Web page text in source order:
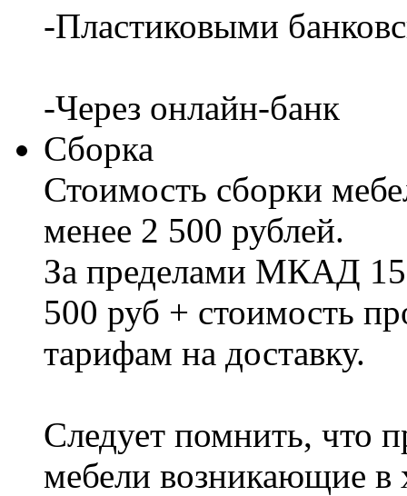
-Пластиковыми
-Через онлайн-банк
Сборка
Стоимость сборки
менее 2 500 рублей.
За пределами МКАД
500 руб + стоимость
тарифам на доставку.
Следует помнить, что
мебели возникающие в